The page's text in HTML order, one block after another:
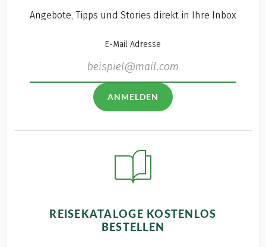
Angebote, Tipps und Stories direkt in Ihre Inbox
E-Mail Adresse
ANMELDEN
REISEKATALOGE KOSTENLOS
BESTELLEN